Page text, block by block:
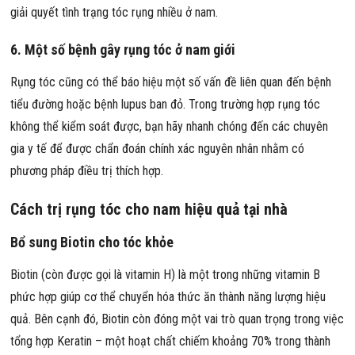
giải quyết tình trạng tóc rụng nhiều ở nam.
6. Một số bệnh gây rụng tóc ở nam giới
Rụng tóc cũng có thể báo hiệu một số vấn đề liên quan đến bệnh
tiểu đường hoặc bệnh lupus ban đỏ. Trong trường hợp rụng tóc
không thể kiểm soát được, bạn hãy nhanh chóng đến các chuyên
gia y tế để được chẩn đoán chính xác nguyên nhân nhằm có
phương pháp điều trị thích hợp.
Cách trị rụng tóc cho nam hiệu quả tại nhà
Bổ sung Biotin cho tóc khỏe
Biotin (còn được gọi là vitamin H) là một trong những vitamin B
phức hợp giúp cơ thể chuyển hóa thức ăn thành năng lượng hiệu
quả. Bên cạnh đó, Biotin còn đóng một vai trò quan trọng trong việc
tổng hợp Keratin – một hoạt chất chiếm khoảng 70% trong thành